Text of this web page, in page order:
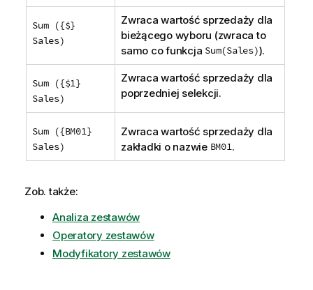
Sum ({$}
Sales)
Zwraca wartość sprzedaży dla
bieżącego wyboru (zwraca to
samo co funkcja Sum(Sales)).
Sum ({$1}
Sales)
Zwraca wartość sprzedaży dla
poprzedniej selekcji.
Sum ({BM01}
Sales)
Zwraca wartość sprzedaży dla
zakładki o nazwie BM01.
Zob. także:
Analiza zestawów
Operatory zestawów
Modyfikatory zestawów